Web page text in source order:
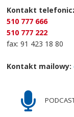
Kontakt
510 777 666
510 777 222
fax: 91 423 18 80
Kontakt mailowy: